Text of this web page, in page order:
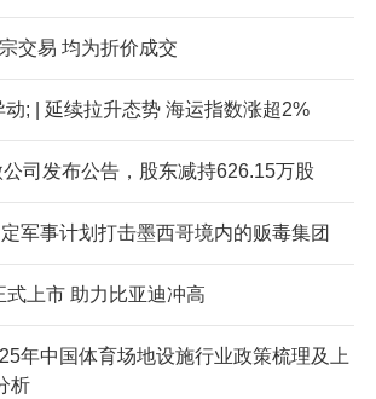
交易 均为折价成交
; | 延续拉升态势 海运指数涨超2%
司发布公告，股东减持626.15万股
军事计划打击墨西哥境内的贩毒集团
式上市 助力比亚迪冲高
年中国体育场地设施行业政策梳理及上
析